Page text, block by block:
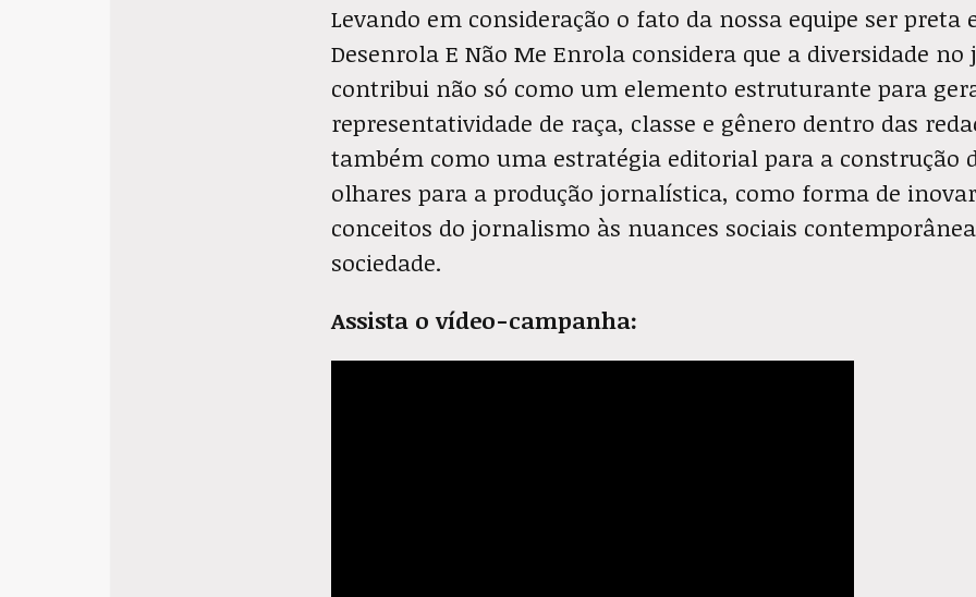
Levando em consideração o fato da nossa equipe ser preta
Desenrola E Não Me Enrola considera que a diversidade
contribui não só como um elemento estruturante para
representatividade de raça, classe e gênero dentro das
também como uma estratégia editorial para a construção
olhares para a produção jornalística, como forma de
conceitos do jornalismo às nuances sociais
sociedade.
Assista o vídeo-campanha: